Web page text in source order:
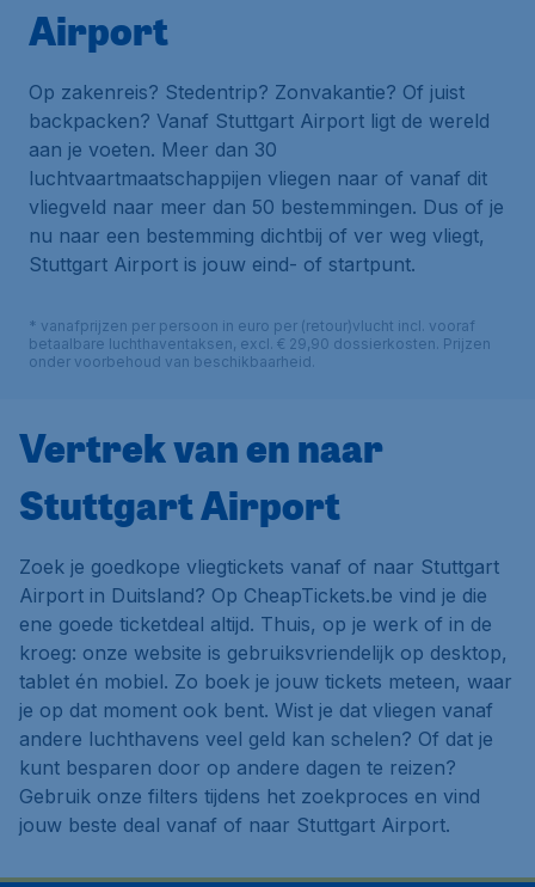
Airport
Op zakenreis? Stedentrip? Zonvakantie? Of juist
backpacken? Vanaf Stuttgart Airport ligt de wereld
aan je voeten. Meer dan 30
luchtvaartmaatschappijen vliegen naar of vanaf dit
vliegveld naar meer dan 50 bestemmingen. Dus of je
nu naar een bestemming dichtbij of ver weg vliegt,
Stuttgart Airport is jouw eind- of startpunt.
* vanafprijzen per persoon in euro per (retour)vlucht incl. vooraf
betaalbare luchthaventaksen, excl. € 29,90 dossierkosten. Prijzen
onder voorbehoud van beschikbaarheid.
Vertrek van en naar
Stuttgart Airport
Zoek je goedkope vliegtickets vanaf of naar Stuttgart
Airport in Duitsland? Op CheapTickets.be vind je die
ene goede ticketdeal altijd. Thuis, op je werk of in de
kroeg: onze website is gebruiksvriendelijk op desktop,
tablet én mobiel. Zo boek je jouw tickets meteen, waar
je op dat moment ook bent. Wist je dat vliegen vanaf
andere luchthavens veel geld kan schelen? Of dat je
kunt besparen door op andere dagen te reizen?
Gebruik onze filters tijdens het zoekproces en vind
jouw beste deal vanaf of naar Stuttgart Airport.